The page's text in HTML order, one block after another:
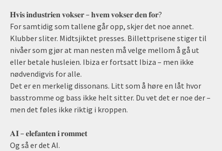
𝐇𝐯𝐢𝐬 𝐢𝐧𝐝𝐮𝐬𝐭𝐫𝐢𝐞𝐧 𝐯𝐨𝐤𝐬𝐞𝐫 – 𝐡𝐯𝐞𝐦 𝐯𝐨𝐤𝐬𝐞𝐫 𝐝𝐞𝐧 𝐟𝐨𝐫?
For samtidig som tallene går opp, skjer det noe annet.
Klubber sliter. Midtsjiktet presses. Billettprisene stiger til
nivåer som gjør at man nesten må velge mellom å gå ut
eller betale husleien. Ibiza er fortsatt Ibiza – men ikke
nødvendigvis for alle.
Det er en merkelig dissonans. Litt som å høre en låt hvor
basstromme og bass ikke helt sitter. Du vet det er noe der –
men det føles ikke riktig i kroppen.
𝐀𝐈 – 𝐞𝐥𝐞𝐟𝐚𝐧𝐭𝐞𝐧 𝐢 𝐫𝐨𝐦𝐦𝐞𝐭
Og så er det AI.